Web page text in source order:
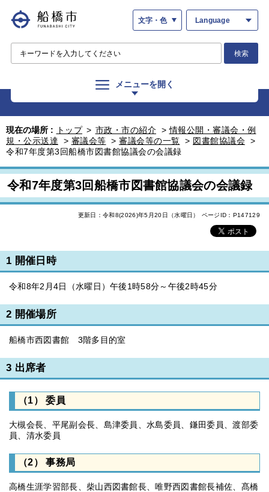
文字・色 Language
検索
メニューを開く
現在の場所 : トップ > 市政・市の紹介 >情報公開・審議会・例
規・公示送達
> 審議会等 > 審議会等の一覧 > 図書館協議会 >
令和7年度第3回船橋市図書館協議会の会議録
令和7年度第3回船橋市図書館協議会の会議録
更新日：令和8(2026)年5月20日（水曜日） ページID：P147129
1 開催日時
令和8年2月4日（水曜日）午後1時58分～午後2時45分
2 開催場所
船橋市西図書館 3階多目的室
3 出席者
（1） 委員
大槻会長、平尾副会長、島津委員、水島委員、鎌田委員、渡部委
員、清水委員
（2） 事務局
高橋生涯学習部長、柴山西図書館長、唯野西図書館長補佐、髙橋